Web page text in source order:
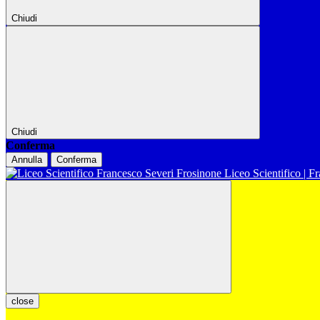
Chiudi
Chiudi
Conferma
Annulla Conferma
Liceo Scientifico |
close